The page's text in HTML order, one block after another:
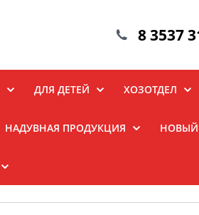
8 3537
ДЛЯ ДЕТЕЙ ХОЗОТДЕЛ
НАДУВНАЯ ПРОДУКЦИЯ